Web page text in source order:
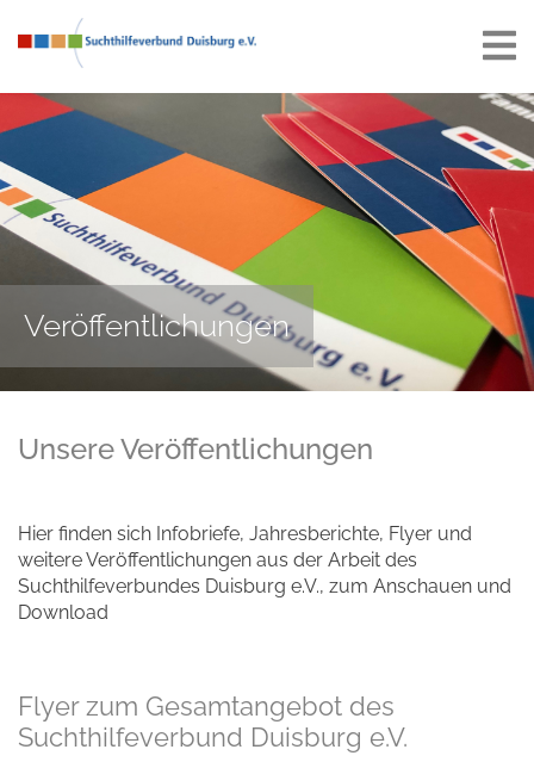
Veröffentlichungen
Unsere Veröffentlichungen
Hier finden sich Infobriefe, Jahresberichte, Flyer und
weitere Veröffentlichungen aus der Arbeit des
Suchthilfeverbundes Duisburg e.V., zum Anschauen und
Download
Flyer zum Gesamtangebot des
Suchthilfeverbund Duisburg e.V.